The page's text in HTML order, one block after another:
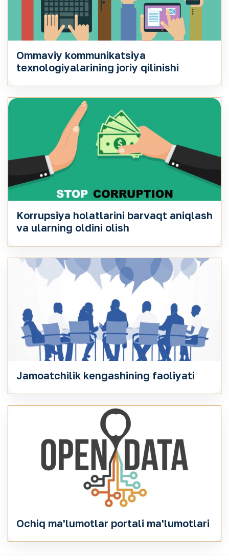
Ommaviy kommunikatsiya
texnologiyalarining joriy qilinishi
Korrupsiya holatlarini barvaqt aniqlash
va ularning oldini olish
Jamoatchilik kengashining faoliyati
Ochiq ma'lumotlar portali ma'lumotlari